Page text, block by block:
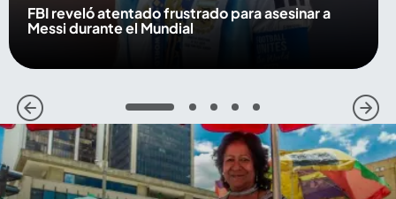
FBI reveló atentado frustrado para asesinar a
Messi durante el Mundial
1 2 3 4 5